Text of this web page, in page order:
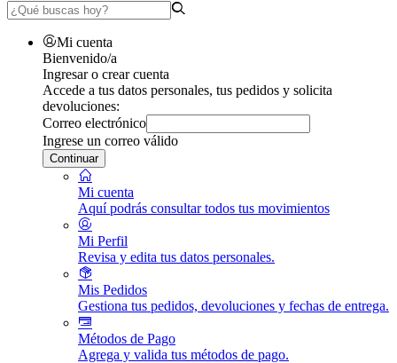
Mi cuenta
Bienvenido/a
Ingresar o crear cuenta
Accede a tus datos personales, tus pedidos y solicita
devoluciones:
Correo electrónico
Ingrese un correo válido
Continuar
Mi cuenta
Aquí podrás consultar todos tus movimientos
Mi Perfil
Revisa y edita tus datos personales.
Mis Pedidos
Gestiona tus pedidos, devoluciones y fechas de entrega.
Métodos de Pago
Agrega y valida tus métodos de pago.